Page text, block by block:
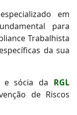
em
para
Trabalhista
da sua
e sócia da RGL
de Riscos